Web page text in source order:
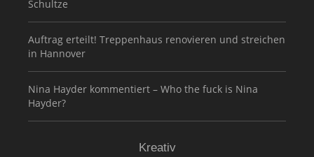
Schultze
Auftrag erteilt! Treppenhaus renovieren und streichen
in Hannover
Nina Hayder kommentiert – Who the fuck is Nina
Hayder?
Kreativ